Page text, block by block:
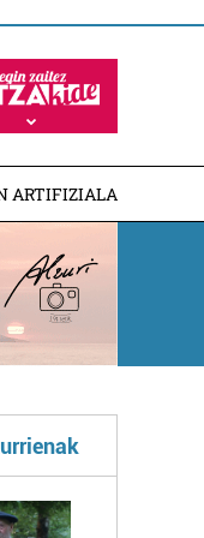
ARTIFIZIALA